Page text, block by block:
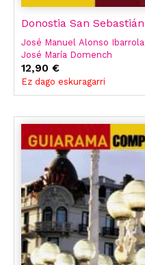
Donostia San Sebastián
José Manuel Alonso Ibarrola
José María Domench
Luis Azpilicueta
Y Otros
12,90 €
Ez dago eskuragarri